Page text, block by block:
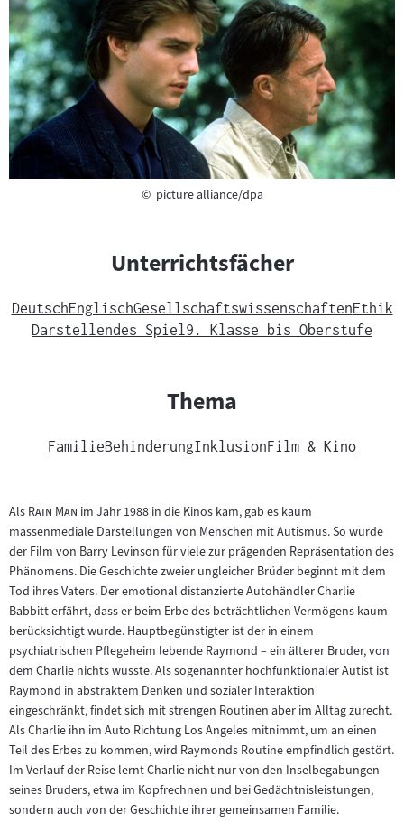
©Copyright
picture alliance/dpa
Unterrichtsfächer
DeutschEnglischGesellschaftswissenschaftenEthik
Darstellendes Spiel 9. Klasse bis Oberstufe
Thema
FamilieBehinderungInklusionFilm & Kino
Als "Rain Man "im Jahr 1988 in die Kinos kam, gab es kaum
massenmediale Darstellungen von Menschen mit Autismus. So wurde
der Film von Barry Levinson für viele zur prägenden Repräsentation des
Phänomens. Die Geschichte zweier ungleicher Brüder beginnt mit dem
Tod ihres Vaters. Der emotional distanzierte Autohändler Charlie
Babbitt erfährt, dass er beim Erbe des beträchtlichen Vermögens kaum
berücksichtigt wurde. Hauptbegünstigter ist der in einem
psychiatrischen Pflegeheim lebende Raymond – ein älterer Bruder, von
dem Charlie nichts wusste. Als sogenannter hochfunktionaler Autist ist
Raymond in abstraktem Denken und sozialer Interaktion
eingeschränkt, findet sich mit strengen Routinen aber im Alltag zurecht.
Als Charlie ihn im Auto Richtung Los Angeles mitnimmt, um an einen
Teil des Erbes zu kommen, wird Raymonds Routine empfindlich gestört.
Im Verlauf der Reise lernt Charlie nicht nur von den Inselbegabungen
seines Bruders, etwa im Kopfrechnen und bei Gedächtnisleistungen,
sondern auch von der Geschichte ihrer gemeinsamen Familie.